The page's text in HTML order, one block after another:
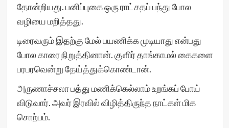
தோன்றியது. பனிப்புகை ஒரு ராட்சதப் பந்து போல
வழியை மறித்தது.
டிரைவரும் இதற்கு மேல் பயணிக்க முடியாது என்பது
போல காரை நிறுத்தினான். குளிர் தாங்காமல் கைகளை
பரபரவென்று தேய்த்துக்கொண்டான்.
அருணாச்சலா பத்து மணிக்கெல்லாம் உறங்கப் போய்
விடுவார். அவர் இரவில் விழித்திருந்த நாட்கள் மிக
சொற்பம்.